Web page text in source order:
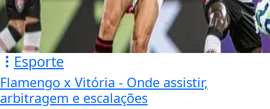
Esporte
Flamengo x Vitória - Onde assistir,
arbitragem e escalações